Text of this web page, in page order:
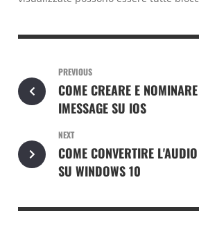
PREVIOUS
COME CREARE E
IMESSAGE SU IOS
NEXT
COME CONVERTIRE
SU WINDOWS 10